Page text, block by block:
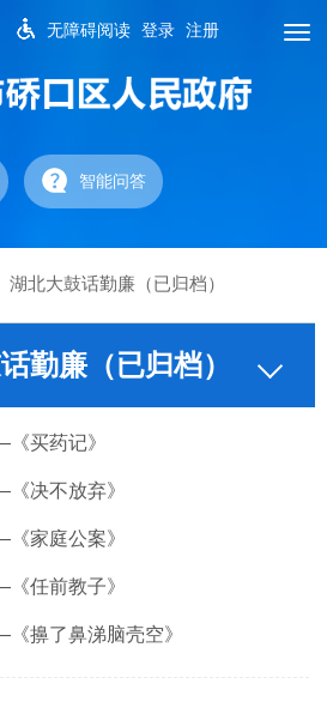
无障碍阅读 登录 注册
智能问答
湖北大鼓话勤廉（已归档）
勤廉（已归档）
买药记》
决不放弃》
家庭公案》
任前教子》
擤了鼻涕脑壳空》